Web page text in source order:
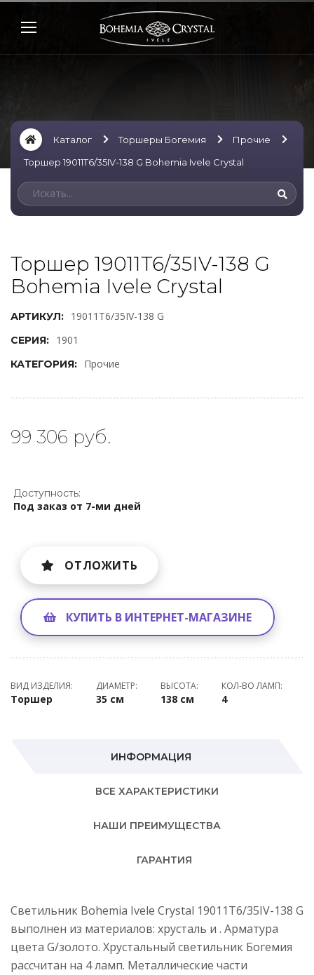
Каталог Торшеры Богемия
Прочие
Торшер 19011T6/35IV-138 G Bohemia Ivele Crystal
Торшер 19011T6/35IV-138 G
Bohemia Ivele Crystal
АРТИКУЛ: 19011T6/35IV-138 G
СЕРИЯ: 1901
КАТЕГОРИЯ: Прочие
99 306 руб.
Доступность:
Под заказ от 7-ми дней
ОТЛОЖИТЬ
КУПИТЬ В ИНТЕРНЕТ-МАГАЗИНЕ
ВИД ИЗДЕЛИЯ:
Торшер
ДИАМЕТР:
35 см
ВЫСОТА:
138 см
КОЛ-ВО ЛАМП:
4
ИНФОРМАЦИЯ
ВСЕ ХАРАКТЕРИСТИКИ
НАШИ ПРЕИМУЩЕСТВА
ГАРАНТИЯ
Светильник Bohemia Ivele Crystal 19011T6/35IV-138 G
выполнен из материалов: хрусталь и . Арматура
цвета G/золото. Хрустальный светильник Богемия
рассчитан на 4 ламп. Металлические части